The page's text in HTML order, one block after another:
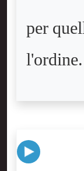
per
l'ordine.